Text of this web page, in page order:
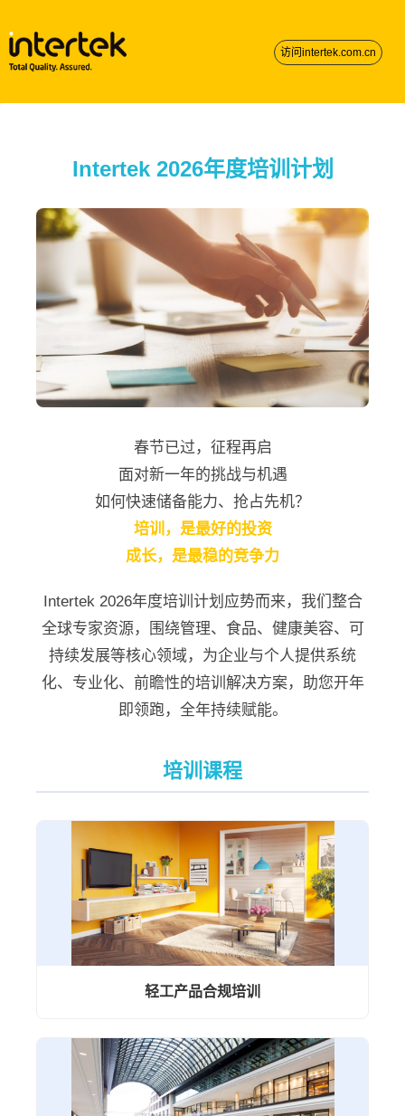
访问intertek.com.cn
Intertek 2026年度培训计划
春节已过，征程再启
面对新一年的挑战与机遇
如何快速储备能力、抢占先机？
培训，是最好的投资
成长，是最稳的竞争力
Intertek 2026年度培训计划应势而来，我们整合
全球专家资源，围绕管理、食品、健康美容、可
持续发展等核心领域，为企业与个人提供系统
化、专业化、前瞻性的培训解决方案，助您开年
即领跑，全年持续赋能。
培训课程
轻工产品合规培训